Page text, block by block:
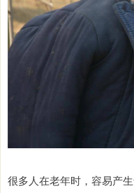
很多人在老年时，容易产